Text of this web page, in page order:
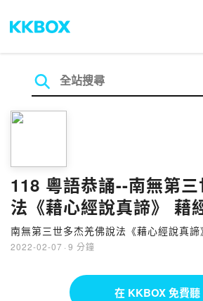
118 粵語恭誦--南無第
法《藉心經說真諦》 藉
331-334頁
南無第三世多杰羌佛說法《藉心經說真諦
2022-02-07 · 9 分鐘
在 KKBOX 免費聽